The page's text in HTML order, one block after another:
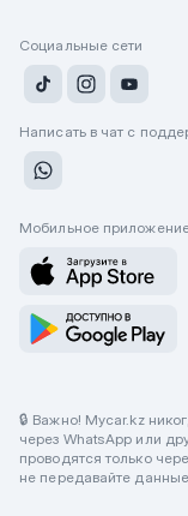
Социальные сети
Написать в чат с
Мобильное
🔒 Важно! Mycar.kz
через WhatsApp или
проводятся только
не передавайте